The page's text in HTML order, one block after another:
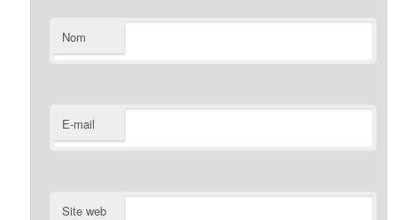
Nom
E-mail
Site web